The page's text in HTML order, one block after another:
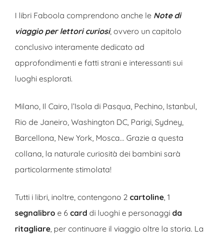
I libri Faboola comprendono anche le Note di
viaggio per lettori curiosi, ovvero un capitolo
conclusivo interamente dedicato ad
approfondimenti e fatti strani e interessanti sui
luoghi esplorati.
Milano, Il Cairo, l’Isola di Pasqua, Pechino, Istanbul,
Rio de Janeiro, Washington DC, Parigi, Sydney,
Barcellona, New York, Mosca… Grazie a questa
collana, la naturale curiosità dei bambini sarà
particolarmente stimolata!
Tutti i libri, inoltre, contengono 2 cartoline, 1
segnalibro e 6 card di luoghi e personaggi da
ritagliare, per continuare il viaggio oltre la storia. La